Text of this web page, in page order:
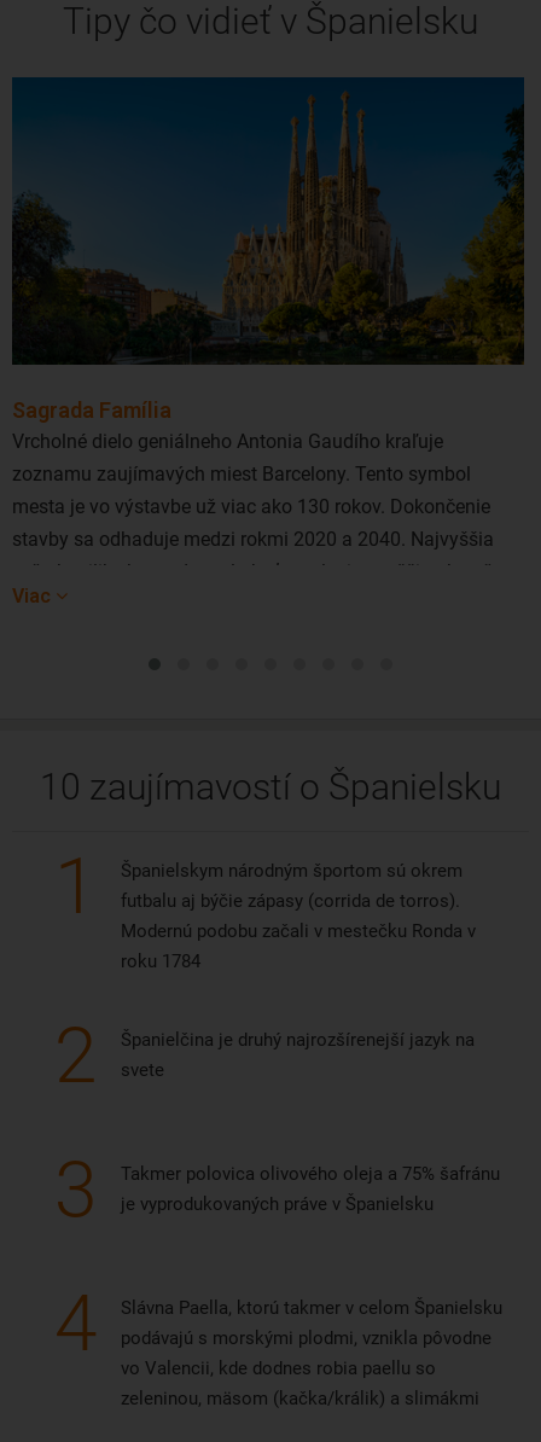
Tipy čo vidieť v Španielsku
Sagrada Família
Vrcholné dielo geniálneho Antonia Gaudího kraľuje
zoznamu zaujímavých miest Barcelony. Tento symbol
mesta je vo výstavbe už viac ako 130 rokov. Dokončenie
stavby sa odhaduje medzi rokmi 2020 a 2040. Najvyššia
veža baziliky by vtedy mala byť o polovicu vyššia ako už
postavené veže.
Viac
10 zaujímavostí o Španielsku
1
Španielskym národným športom sú okrem
futbalu aj býčie zápasy (corrida de torros).
Modernú podobu začali v mestečku Ronda v
roku 1784
2
Španielčina je druhý najrozšírenejší jazyk na
svete
3
Takmer polovica olivového oleja a 75% šafránu
je vyprodukovaných práve v Španielsku
4
Slávna Paella, ktorú takmer v celom Španielsku
podávajú s morskými plodmi, vznikla pôvodne
vo Valencii, kde dodnes robia paellu so
zeleninou, mäsom (kačka/králik) a slimákmi